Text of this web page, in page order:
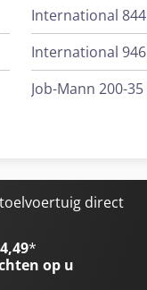
International 844
International 946
Job-Mann 200-35
direct
*
op u